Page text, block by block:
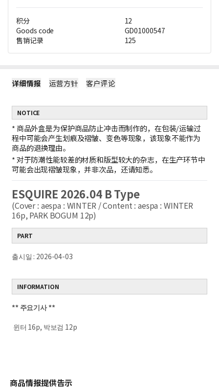
积分
12
Goods code
GD01000547
售销记录
125
详细情报 运营方针 客户评论
NOTICE
* 商品外盒是为保护商品防止冲击而制作的，在包装/运输过
程中可能会产生划痕及褶皱、变色等现象，该现象不能作为
商品的退换理由。
*对于防潮性能较差的材质和版型较大的杂志，在生产环节中
可能会出现褶皱现象，并非次品，还请知悉。
ESQUIRE 2026.04 B Type
(Cover : aespa : WINTER / Content : aespa : WINTER
16p, PARK BOGUM 12p)
PART
출시일 : 2026-04-03
INFORMATION
** 주요기사 **
윈터 16p, 박보검 12p
商品情报提供告示